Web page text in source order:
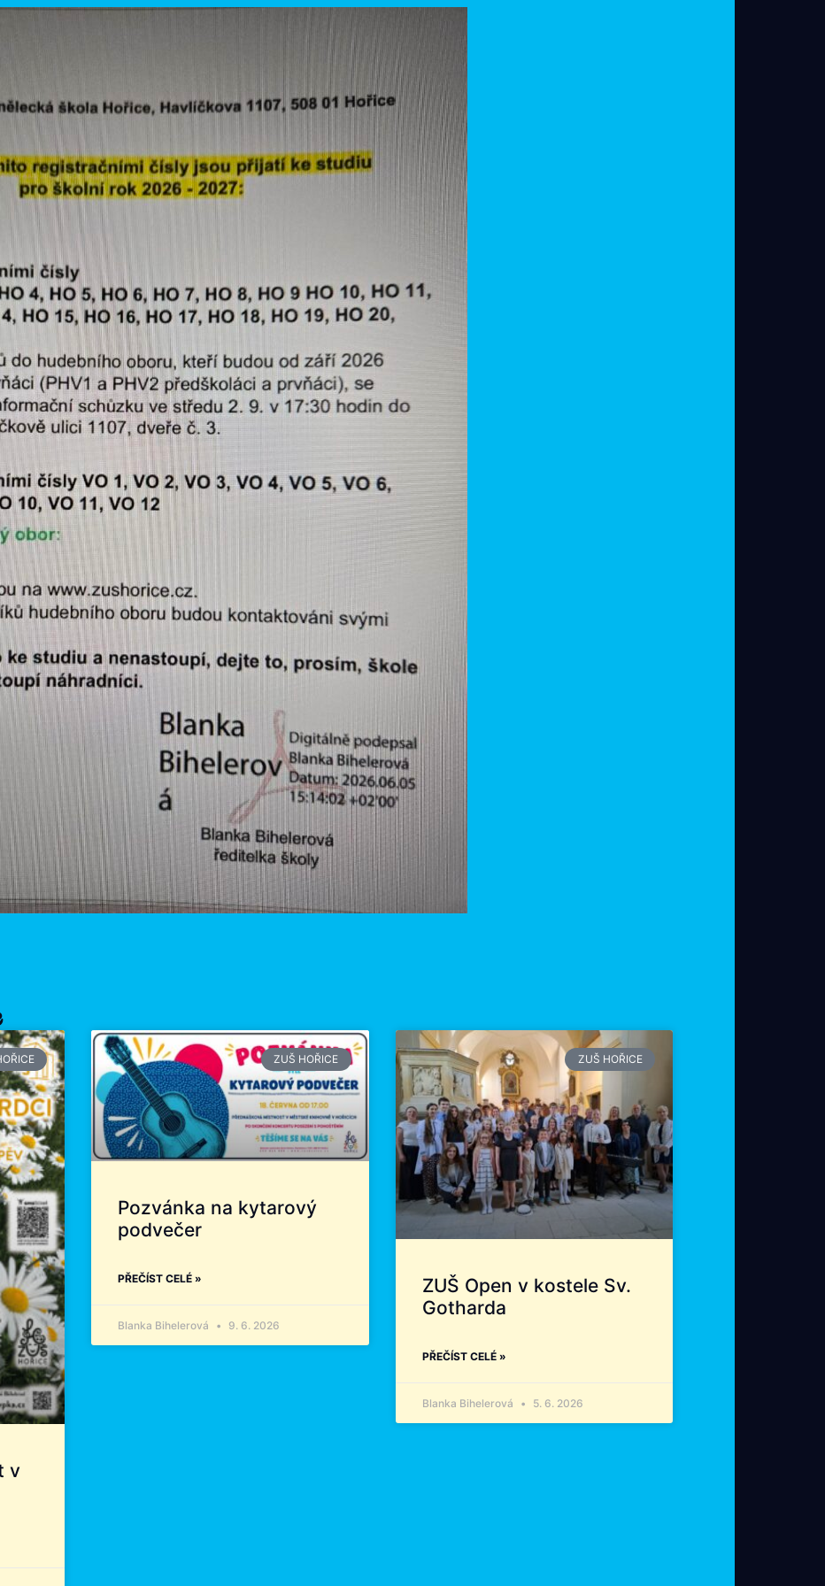
v
ZUŠ HOŘICE
Pozvánka na kytarový
podvečer
PŘEČÍST CELÉ »
Blanka Bihelerová 9. 6. 2026
ZUŠ HOŘICE
ZUŠ Open v kostele Sv.
Gotharda
PŘEČÍST CELÉ »
Blanka Bihelerová 5. 6. 2026